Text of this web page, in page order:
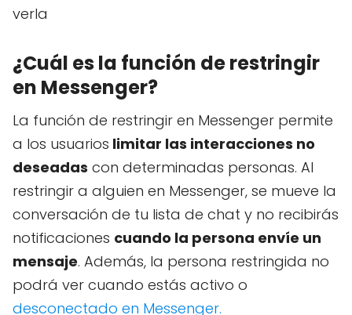
verla
¿Cuál es la función de restringir
en Messenger?
La función de restringir en Messenger permite
a los usuarios limitar las interacciones no
deseadas con determinadas personas. Al
restringir a alguien en Messenger, se mueve la
conversación de tu lista de chat y no recibirás
notificaciones cuando la persona envíe un
mensaje. Además, la persona restringida no
podrá ver cuando estás activo o
desconectado en Messenger.